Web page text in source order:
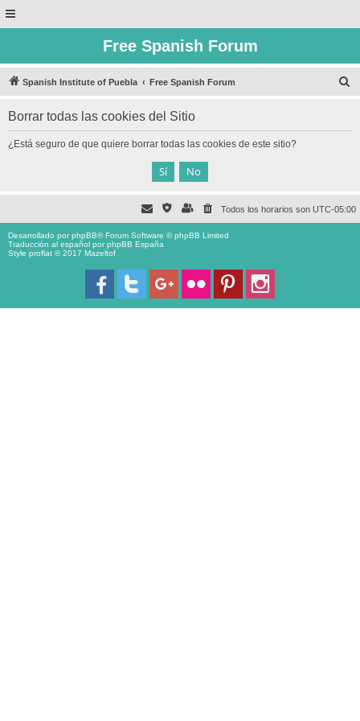
Free Spanish Forum
Spanish Institute of Puebla Free Spanish Forum
Borrar todas las cookies del Sitio
¿Está seguro de que quiere borrar todas las cookies de este sitio?
Todos los horarios son UTC-05:00
Desarrollado porphpBB® Forum Software © phpBB Limited
Traducción al español porphpBB España
Style proflat © 2017 Mazeltof